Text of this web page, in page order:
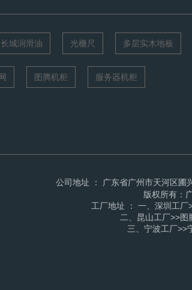
公司地址 ： 广东省广州市天河区圃
版权所有：
工厂地址 ： 一、深圳工
二、昆山工厂>>
三、宁波工厂>>
长城润滑油 光栅尺 多层实木地板
图腾机柜 服务器机柜